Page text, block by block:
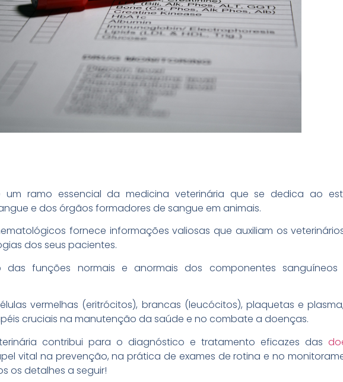
um ramo essencial da medicina veterinária que se dedica ao
e dos órgãos formadores de sangue em animais.
fornece informações valiosas que auxiliam os
dos seus pacientes.
das funções normais e anormais dos componentes
vermelhas (eritrócitos), brancas (leucócitos), plaquetas e
cruciais na manutenção da saúde e no combate a doenças.
contribui para o diagnóstico e tratamento eficazes das
vital na prevenção, na prática de exames de rotina e no
os detalhes a seguir!